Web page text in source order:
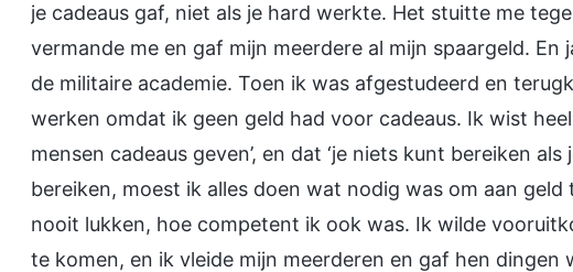
je cadeaus gaf, niet als je hard werkte. Het stuitte me
vermande me en gaf mijn meerdere al mijn spaargeld. En
de militaire academie. Toen ik was afgestudeerd en
werken omdat ik geen geld had voor cadeaus. Ik wist
mensen cadeaus geven’, en dat ‘je niets kunt bereiken
bereiken, moest ik alles doen wat nodig was om aan
nooit lukken, hoe competent ik ook was. Ik wilde
te komen, en ik vleide mijn meerderen en gaf hen